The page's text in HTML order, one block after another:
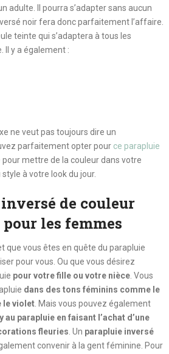
adulte. Il pourra s’adapter sans aucun
noir fera donc parfaitement l’affaire.
teinte qui s’adaptera à tous les
Il y a également :
ne veut pas toujours dire un
parfaitement opter pour ce parapluie
pour mettre de la couleur dans votre
à votre look du jour.
de couleur
les femmes
que vous êtes en quête du parapluie
pour vous. Ou que vous désirez
pour votre fille ou votre nièce. Vous
dans des tons féminins comme le
le violet. Mais vous pouvez également
parapluie en faisant l’achat d’une
fleuries. Un parapluie inversé
convenir à la gent féminine. Pour